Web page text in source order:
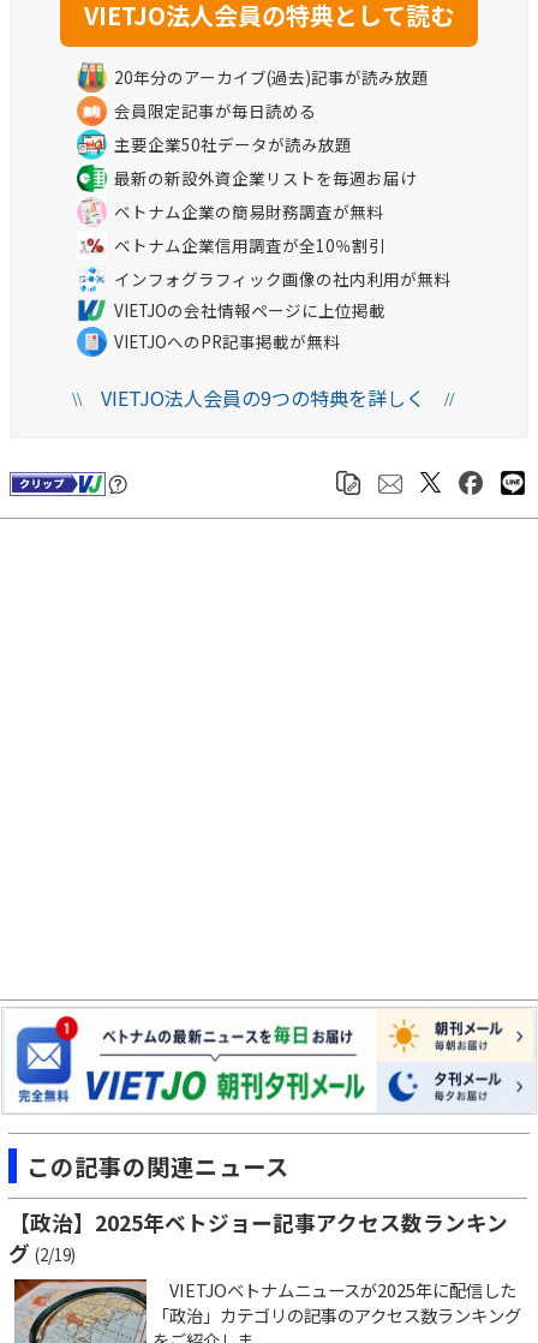
20年分のアーカイブ(過去)記事が読み放題
会員限定記事が毎日読める
主要企業50社データが読み放題
最新の新設外資企業リストを毎週お届け
ベトナム企業の簡易財務調査が無料
ベトナム企業信用調査が全10％割引
インフォグラフィック画像の社内利用が無料
VIETJOの会社情報ページに上位掲載
VIETJOへのPR記事掲載が無料
\\VIETJO法人会員の9つの特典を詳しく //
この記事の関連ニュース
【政治】2025年ベトジョー記事アクセス数ランキン
グ (2/19)
VIETJOベトナムニュースが2025年に配信した
「政治」カテゴリの記事のアクセス数ランキング